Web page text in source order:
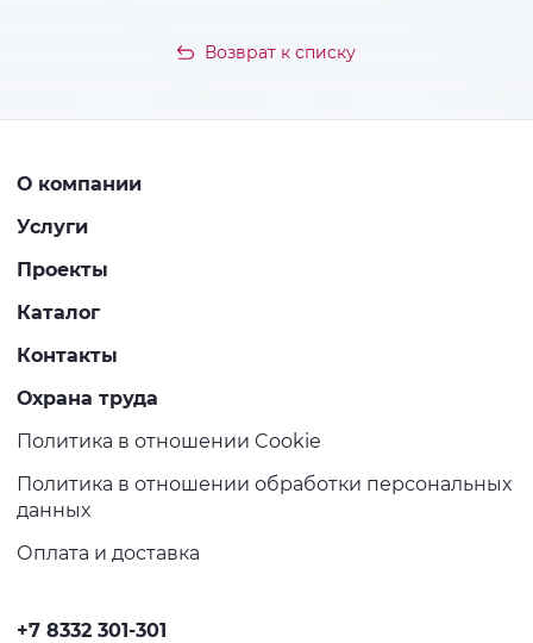
Возврат к списку
О компании
Услуги
Проекты
Каталог
Контакты
Охрана труда
Политика в отношении Cookie
Политика в отношении обработки персональных
данных
Оплата и доставка
+7 8332 301-301